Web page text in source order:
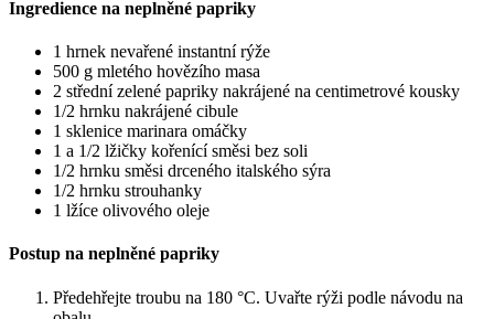
Ingredience na neplněné papriky
1 hrnek nevařené instantní rýže
500 g mletého hovězího masa
2 střední zelené papriky nakrájené na centimetrové kousky
1/2 hrnku nakrájené cibule
1 sklenice marinara omáčky
1 a 1/2 lžičky kořenící směsi bez soli
1/2 hrnku směsi drceného italského sýra
1/2 hrnku strouhanky
1 lžíce olivového oleje
Postup na neplněné papriky
Předehřejte troubu na 180 °C. Uvařte rýži podle návodu na